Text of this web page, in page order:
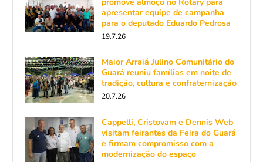
promove almoço no Rotary para
apresentar equipe de campanha
para o deputado Eduardo Pedrosa
19.7.26
Maior Arraiá Julino Comunitário do
Guará reuniu famílias em noite de
tradição, cultura e confraternização
20.7.26
Cappelli, Cristovam e Dennis Web
visitam feirantes da Feira do Guará
e firmam compromisso com a
modernização do espaço